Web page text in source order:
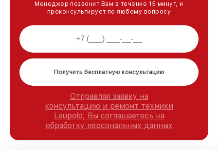
Менеджер позвонит Вам в течение 15 минут, и
проконсультирует по любому вопросу
Получить бесплатную консультацию
Отправляя заявку на
консультацию и ремонт техники
Leupold, Вы соглашаетесь на
обработку персональных данных